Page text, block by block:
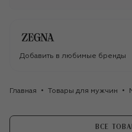
Добавить в любимые бренды
Главная Товары для мужчин
ВСЕ